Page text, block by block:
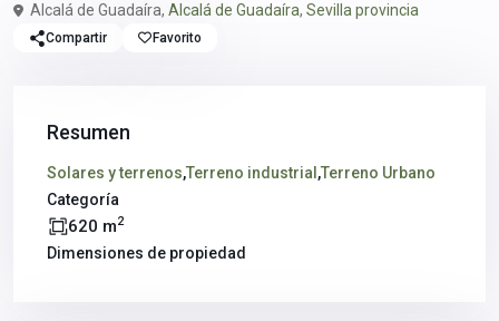
Alcalá de Guadaíra, Alcalá de Guadaíra, Sevilla provincia
Compartir Favorito
Resumen
Solares y terrenos,Terreno industrial ,Terreno Urbano
Categoría
620 m2
Dimensiones de propiedad